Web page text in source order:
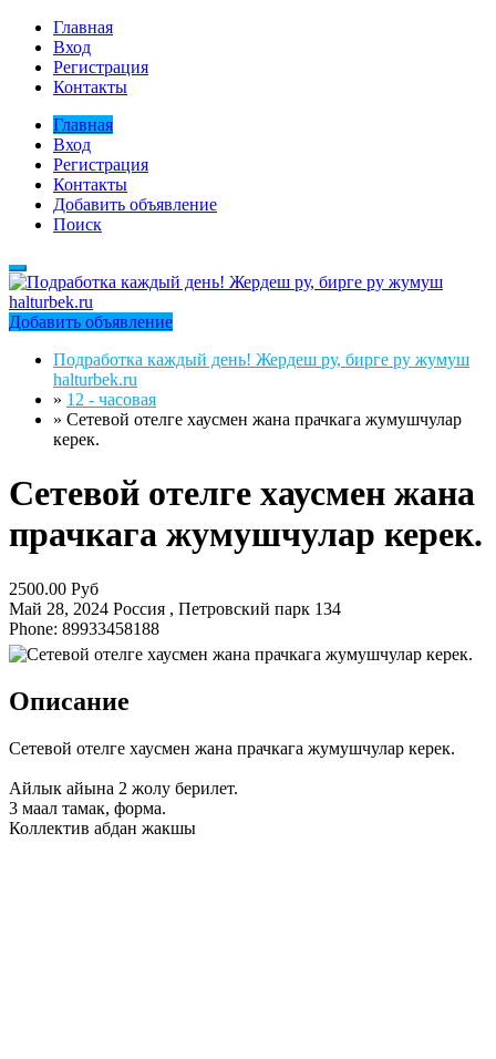
Главная
Вход
Регистрация
Контакты
Главная
Вход
Регистрация
Контакты
Добавить объявление
Поиск
Добавить объявление
Подработка каждый день! Жердеш ру, бирге ру жумуш
halturbek.ru
» 12 - часовая
» Сетевой отелге хаусмен жана прачкага жумушчулар
керек.
Сетевой отелге хаусмен жана
прачкага жумушчулар керек.
2500.00 Руб
Май 28, 2024 Россия , Петровский парк 134
Phone: 89933458188
Описание
Сетевой отелге хаусмен жана прачкага жумушчулар керек.
Айлык айына 2 жолу берилет.
3 маал тамак, форма.
Коллектив абдан жакшы